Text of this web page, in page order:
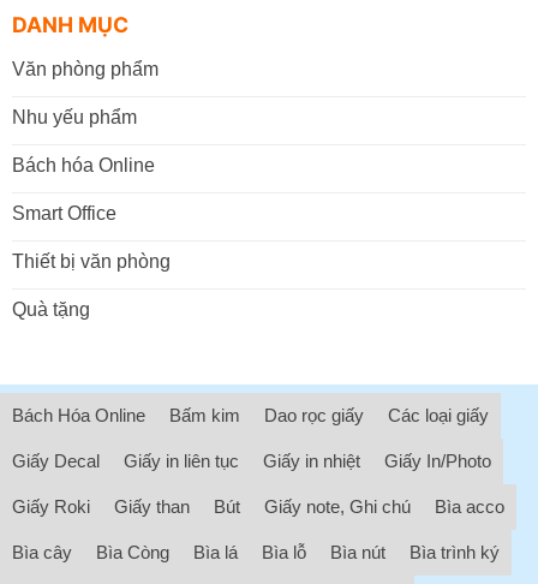
DANH MỤC
Văn phòng phẩm
Nhu yếu phẩm
Bách hóa Online
Smart Office
Thiết bị văn phòng
Quà tặng
Bách Hóa Online Bấm kim Dao rọc giấy Các loại giấy
Giấy Decal Giấy in liên tục Giấy in nhiệt Giấy In/Photo
Giấy Roki Giấy than Bút Giấy note, Ghi chú Bìa acco
Bìa cây Bìa Còng Bìa lá Bìa lỗ Bìa nút Bìa trình ký